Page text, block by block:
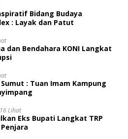
Bidang Budaya
: Layak dan Patut
dan Bendahara KONI Langkat
: Tuan Imam Kampung
Lihat
Eks Bupati Langkat TRP